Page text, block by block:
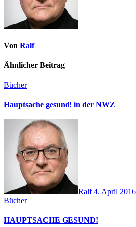
Von Ralf
Ähnlicher Beitrag
Bücher
Hauptsache gesund! in der NWZ
Ralf4. April 2016
Bücher
HAUPTSACHE GESUND!